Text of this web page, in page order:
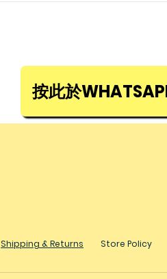
按此於
Shipping & Returns Store Policy